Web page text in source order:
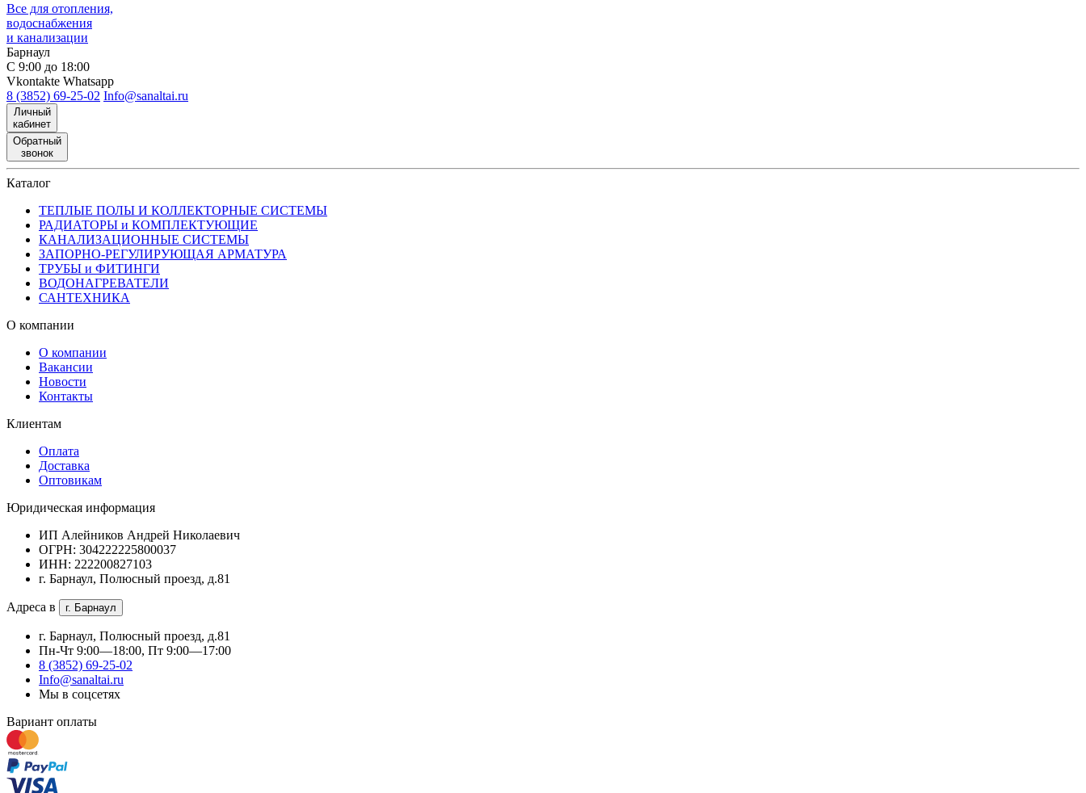
Все для отопления,
водоснабжения
и канализации
Барнаул
С 9:00 до 18:00
Vkontakte Whatsapp
8 (3852) 69-25-02 Info@sanaltai.ru
Личный
кабинет
Обратный
звонок
Каталог
ТЕПЛЫЕ ПОЛЫ И КОЛЛЕКТОРНЫЕ СИСТЕМЫ
РАДИАТОРЫ и КОМПЛЕКТУЮЩИЕ
КАНАЛИЗАЦИОННЫЕ СИСТЕМЫ
ЗАПОРНО-РЕГУЛИРУЮЩАЯ АРМАТУРА
ТРУБЫ и ФИТИНГИ
ВОДОНАГРЕВАТЕЛИ
САНТЕХНИКА
О компании
О компании
Вакансии
Новости
Контакты
Клиентам
Оплата
Доставка
Оптовикам
Юридическая информация
ИП Алейников Андрей Николаевич
ОГРН: 304222225800037
ИНН: 222200827103
г. Барнаул, Полюсный проезд, д.81
Адреса в г. Барнаул
г. Барнаул, Полюсный проезд, д.81
Пн-Чт 9:00—18:00, Пт 9:00—17:00
8 (3852) 69-25-02
Info@sanaltai.ru
Мы в соцсетях
Вариант оплаты